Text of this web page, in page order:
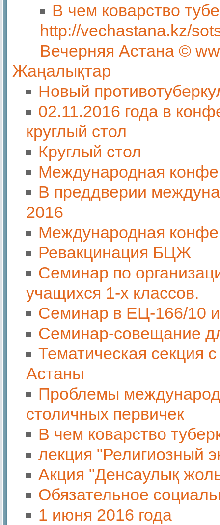
В чем коварство
http://vechastana.kz/
Вечерняя Астана ©
Жаңалықтар
Новый
02.11.2016 года в
круглый стол
Круглый стол
Международная
В преддверии
2016
Международная
Ревакцинация БЦЖ
Семинар по
учащихся 1-х классов.
Семинар в ЕЦ-166/10
Семинар-совещание
Тематическая секция
Астаны
Проблемы
столичных первичек
В чем коварство
лекция "Религиозный
Акция "Денсаулық
Обязательное
1 июня 2016 года